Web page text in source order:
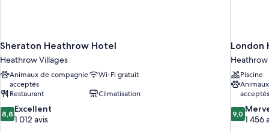
Sheraton Heathrow Hotel
Heathrow Villages
Animaux de compagnie
acceptés
Wi-Fi gratuit
Restaurant
Climatisation
8.8
sur
8,8 Excellent
1 012 avis
London
Piscine
acceptés
9.0
sur
9,0
1 456